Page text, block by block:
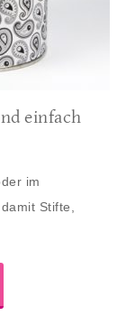
einfach
im
Stifte,